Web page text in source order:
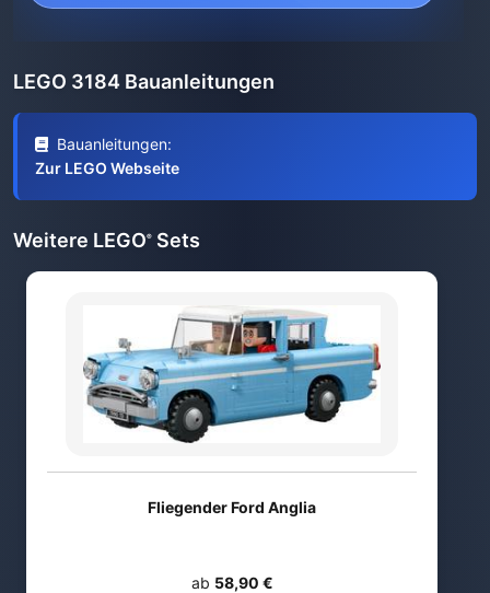
LEGO 3184 Bauanleitungen
Bauanleitungen:
Zur LEGO Webseite
Weitere LEGO® Sets
Fliegender Ford Anglia
ab 58,90 €